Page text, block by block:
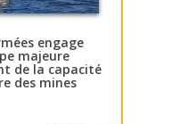
engage
majeure
de la capacité
des mines